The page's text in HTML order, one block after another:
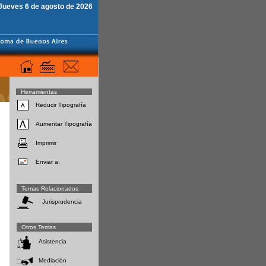
6 de agosto de 2026
Herramientas
Reducir Tipografía
Aumentar Tipografía
Imprimir
Enviar a:
Temas Relacionados
Jurisprudencia
Otros Temas
Asistencia
Mediación